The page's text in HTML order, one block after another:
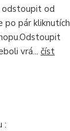
odstoupit od
po pár kliknutích
vrá... číst
: